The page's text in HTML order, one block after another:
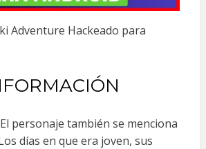
Adventure Hackeado para
personaje también se menciona
días en que era joven, sus